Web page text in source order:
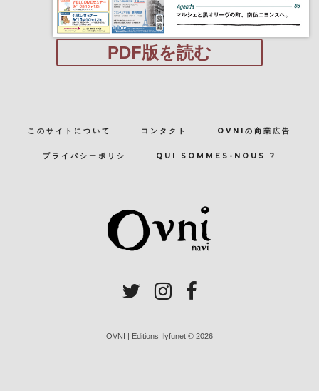
PDF版を読む
このサイトについて コンタクト OVNIの商業広告
プライバシーポリシ QUI SOMMES-NOUS ?
OVNI | Editions Ilyfunet © 2026